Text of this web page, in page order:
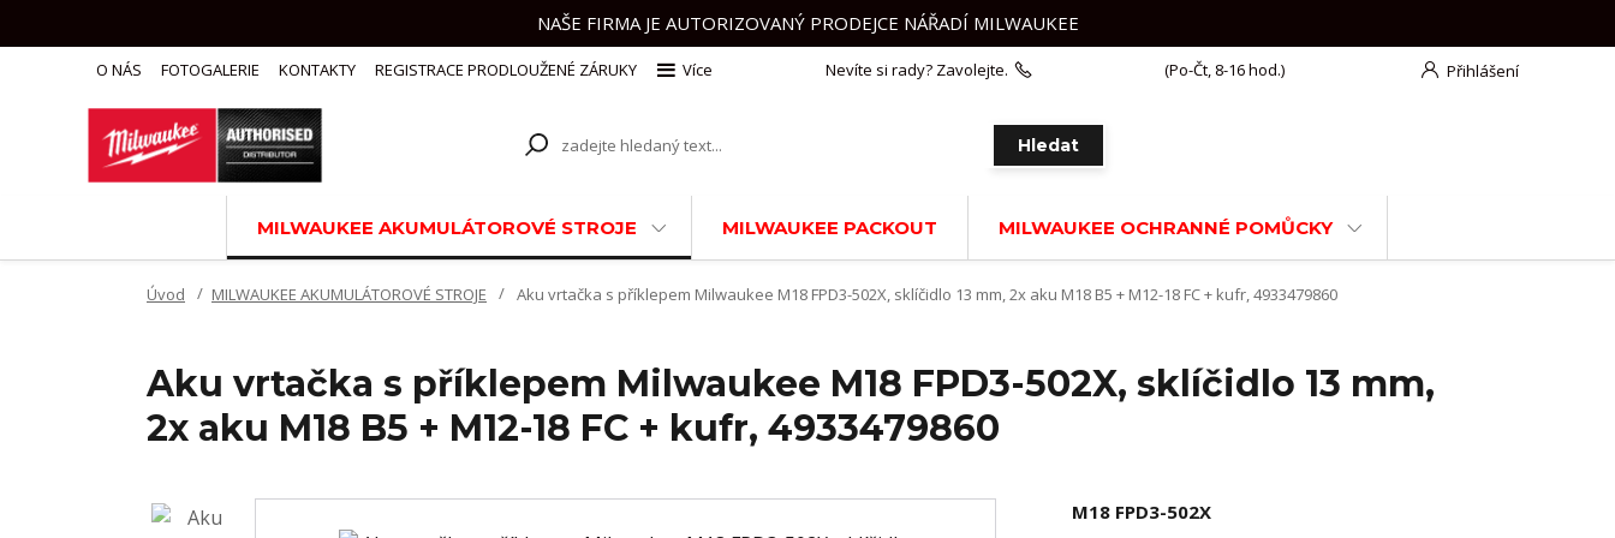
NAŠE FIRMA JE AUTORIZOVANÝ PRODEJCE NÁŘADÍ MILWAUKEE
O NÁS FOTOGALERIE KONTAKTY REGISTRACE PRODLOUŽENÉ ZÁRUKY Více Přihlášení
Hledat
Nevíte si rady? Zavolejte. (Po-Čt, 8-16 hod.)
MILWAUKEE AKUMULÁTOROVÉ STROJE MILWAUKEE PACKOUT MILWAUKEE OCHRANNÉ POMŮCKY
Úvod MILWAUKEE AKUMULÁTOROVÉ STROJE Aku vrtačka s příklepem Milwaukee M18 FPD3-502X, sklíčidlo 13 mm, 2x aku M18 B5 + M12-18 FC + kufr, 4933479860
Aku vrtačka s příklepem Milwaukee M18 FPD3-502X, sklíčidlo 13 mm,
2x aku M18 B5 + M12-18 FC + kufr, 4933479860
M18 FPD3-502X